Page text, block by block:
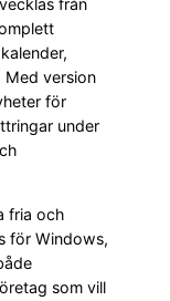
från
Med version
för
under
fria och
för Windows,
som vill